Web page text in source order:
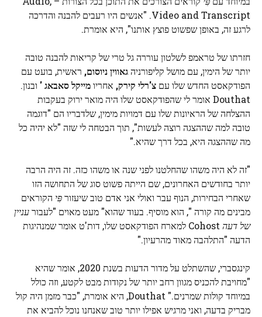
Video and Transcript. "אנשים היו רעבים להבנה והדרכה
לרגע זה, באופן שפשוט פוצץ אותנו", היא אומרת.
חזרתו של טראמפ לשלטון עוררה גל טרי של קריאות להבנה טובה
יותר של הימין, עם מושל קליפורניהגאווין ניוסום, ראשית, בועט עם
הפודקאסט החדש שלו עם צ'רלי קירק, אחריומייקל סאבאג ' ובנון.
Douthat אומר לי שהפודקאסט שלו היה מואר ירוק בעקבות
ההצלחה של הראיונות שלו עם דמויות מימין, שלדבריו הם "דוגמה
טובה למה שההצגה רוצה לעשות", תוך הבטחה לי שזה "לא יהיה כל
מה שההצגה היא, בכל דרך שהיא."
"זה לא היה משהו שהחלטנו לפני שנה או משהו כזה. זה היה הרבה
יותר בחודשים האחרונים, שם הייתה פשוט סוג של התחושה הזו
שאחרי הבחירות, הנוף עבר ואולי אני אדם טוב שיעזורפִּי הקוראים
מבינים מה קורה ", הוא מוסיף. בעוד שהוא" מעט מאוים "לעבורעניין
של דעה
Cohost למארח הפודקאסט שלו, דות'ט אומר שמנהיגות
הדעה "התלהבה מאוד מהרעיון."
קינגסברי, שהשתלט על מדור הדעות בשנת 2020, אומר שהיא
"מחויבת להכניס מגוון רחב יותר של נקודות מבט לקטע, וזה כולל
במיוחד קולות שמרנים." Douthat, היא אומרת, "כבר מזמן היה קול
מבריק בדעה, ואני מרגיש אפילו יותר טוב שאנחנו נוכל להביא את